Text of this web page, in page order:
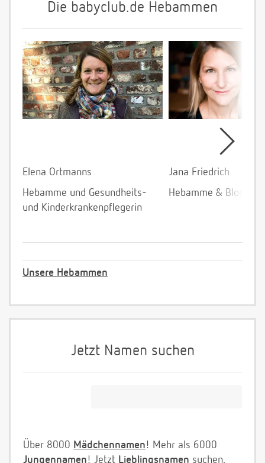
Die babyclub.de Hebammen
Elena Ortmanns
Hebamme und Gesundheits-
und Kinderkrankenpflegerin
Jana Friedrich
Hebamme &
Unsere Hebammen
Jetzt Namen suchen
Über 8000 Mädchennamen! Mehr als 6000
Jungennamen! Jetzt Lieblingsnamen suchen.